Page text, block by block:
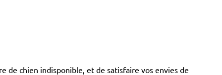
de chien indisponible, et de satisfaire vos envies de